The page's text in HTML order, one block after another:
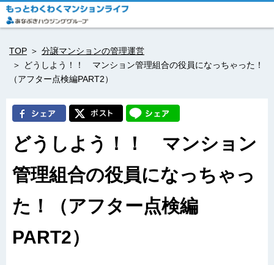
TOP
分譲マンションの管理運営
どうしよう！！ マンション管理組合の役員になっちゃった！
（アフター点検編PART2）
どうしよう！！ マンション
管理組合の役員になっちゃっ
た！（アフター点検編
PART2）